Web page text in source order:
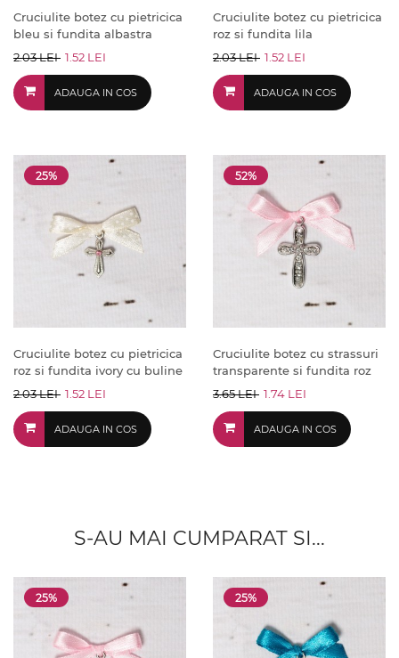
Cruciulite botez cu pietricica
bleu si fundita albastra
2.03 LEI 1.52 LEI
ADAUGA IN COS
Cruciulite botez cu pietricica
roz si fundita lila
2.03 LEI 1.52 LEI
ADAUGA IN COS
25%
Cruciulite botez cu pietricica
roz si fundita ivory cu buline
2.03 LEI 1.52 LEI
ADAUGA IN COS
52%
Cruciulite botez cu strassuri
transparente si fundita roz
3.65 LEI 1.74 LEI
ADAUGA IN COS
S-AU MAI CUMPARAT SI...
25% 25%